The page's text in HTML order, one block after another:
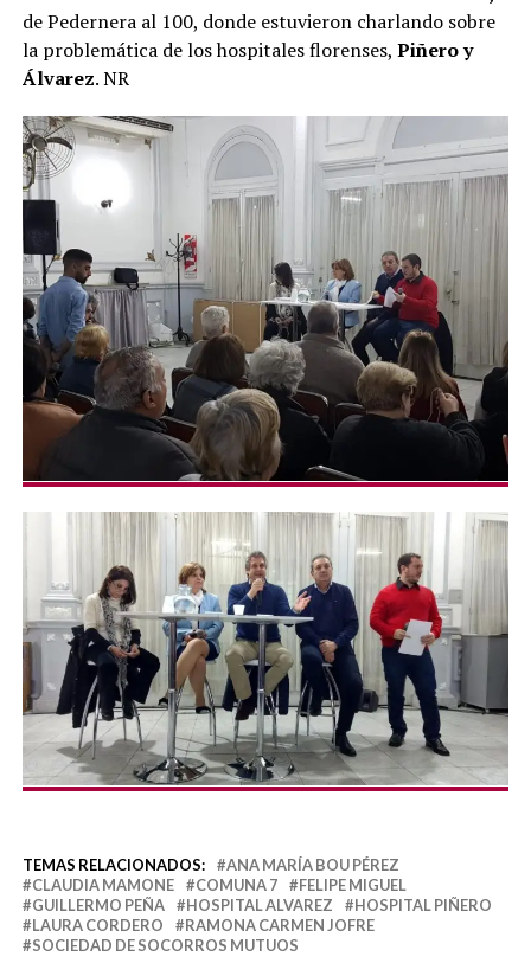
de Pedernera al 100, donde estuvieron charlando sobre
la problemática de los hospitales florenses, Piñero y
Álvarez. NR
TEMAS RELACIONADOS:
ANA MARÍA BOU PÉREZ
CLAUDIA MAMONE
COMUNA 7
FELIPE MIGUEL
GUILLERMO PEÑA
HOSPITAL ALVAREZ
HOSPITAL PIÑERO
LAURA CORDERO
RAMONA CARMEN JOFRE
SOCIEDAD DE SOCORROS MUTUOS